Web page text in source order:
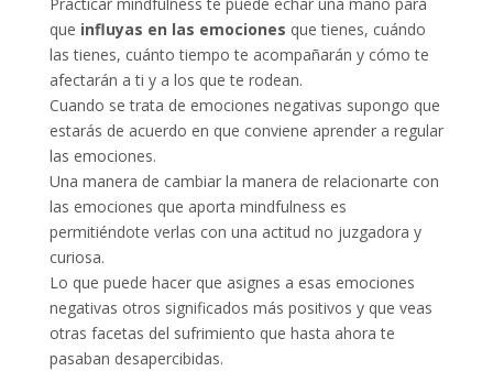
que influyas en las emociones que tienes, cuándo
las tienes, cuánto tiempo te acompañarán y cómo te
afectarán a ti y a los que te rodean.
Cuando se trata de emociones negativas supongo que
estarás de acuerdo en que conviene aprender a regular
las emociones.
Una manera de cambiar la manera de relacionarte con
las emociones que aporta mindfulness es
permitiéndote verlas con una actitud no juzgadora y
curiosa.
Lo que puede hacer que asignes a esas emociones
negativas otros significados más positivos y que veas
otras facetas del sufrimiento que hasta ahora te
pasaban desapercibidas.